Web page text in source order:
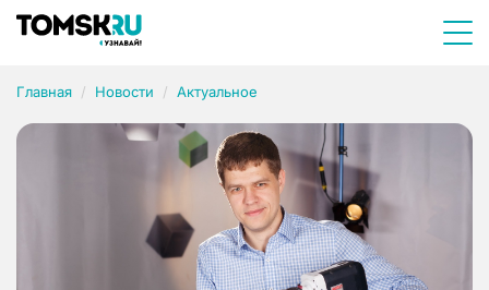
Главная Новости Актуальное